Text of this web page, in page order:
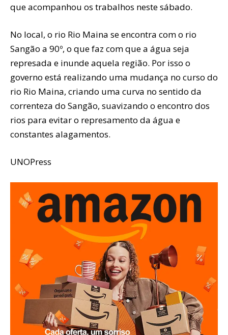
que acompanhou os trabalhos neste sábado.
No local, o rio Rio Maina se encontra com o rio
Sangão a 90º, o que faz com que a água seja
represada e inunde aquela região. Por isso o
governo está realizando uma mudança no curso do
rio Rio Maina, criando uma curva no sentido da
correnteza do Sangão, suavizando o encontro dos
rios para evitar o represamento da água e
constantes alagamentos.
UNOPress